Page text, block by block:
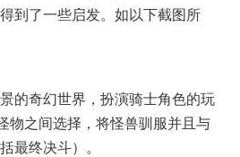
到了一些启发。如以下截图所
的奇幻世界，扮演骑士角色的玩
物之间选择，将怪兽驯服并且与
最终决斗）。